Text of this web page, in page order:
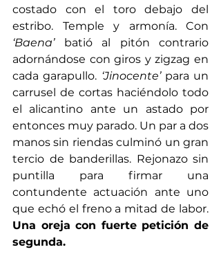
costado con el toro debajo del
‘Baena’ batió al pitón contrario
adornándose con giros y zigzag en
cada garapullo. ‘Jinocente’ para un
carrusel de cortas haciéndolo todo
el alicantino ante un astado por
entonces muy parado. Un par a dos
manos sin riendas culminó un gran
tercio de banderillas. Rejonazo sin
puntilla para firmar una
contundente actuación ante uno
que echó el freno a mitad de labor.
Una oreja con fuerte petición de
segunda.